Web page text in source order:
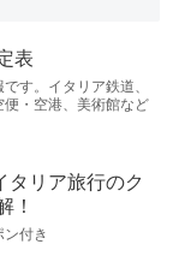
表
す。イタリア鉄道、
・空港、美術館など
タリア旅行のク
！
付き